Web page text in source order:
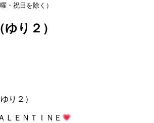
曜・祝日を除く）
り２）
り２）
ＬＥＮＴＩＮＥ